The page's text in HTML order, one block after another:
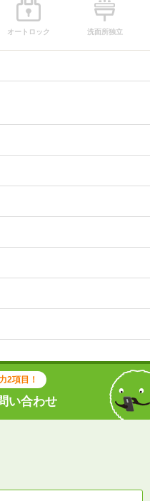
オートロック 洗面所独立
2項目！
い合わせ